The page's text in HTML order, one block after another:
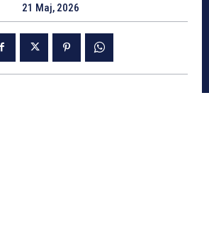
21 Maj, 2026